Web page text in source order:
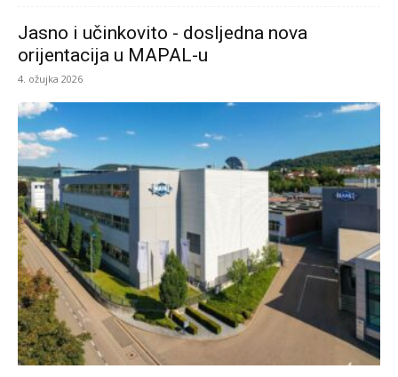
Jasno i učinkovito - dosljedna nova
orijentacija u MAPAL-u
4. ožujka 2026